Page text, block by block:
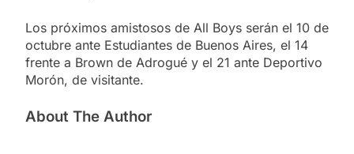
Los próximos amistosos de All Boys serán el 10 de
octubre ante Estudiantes de Buenos Aires, el 14
frente a Brown de Adrogué y el 21 ante Deportivo
Morón, de visitante.
About The Author